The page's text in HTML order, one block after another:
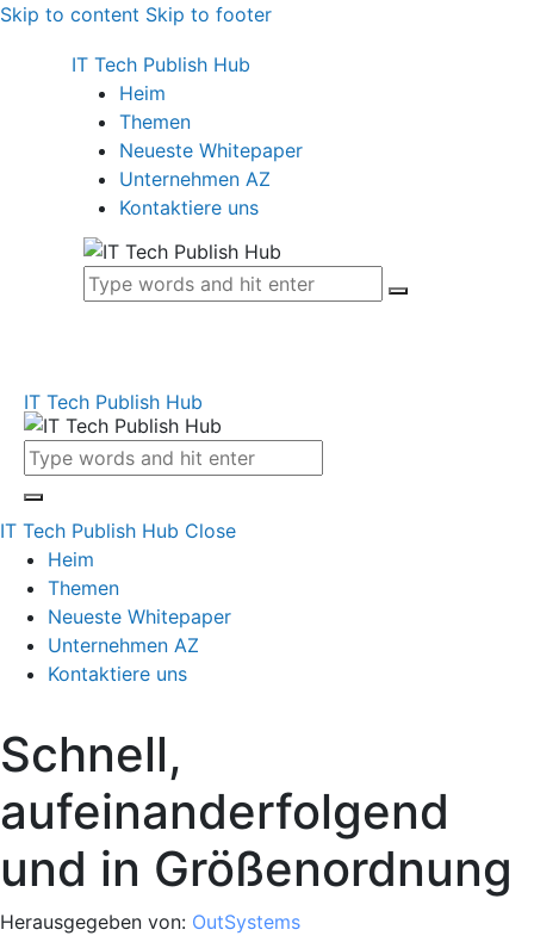
Skip to content Skip to footer
IT Tech Publish Hub
Heim
Themen
Neueste Whitepaper
Unternehmen AZ
Kontaktiere uns
IT Tech Publish Hub
IT Tech Publish Hub Close
Heim
Themen
Neueste Whitepaper
Unternehmen AZ
Kontaktiere uns
Schnell,
aufeinanderfolgend
und in Größenordnung
Herausgegeben von: OutSystems